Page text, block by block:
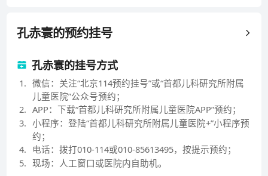
期刊发表多篇文章。2021年10月获得北京医学会第二届
发明专利证书。中华医学会小儿外科肿瘤专业委员，中
国妇幼协会小儿消化微创学组委员。
孔赤寰的预约挂号
孔赤寰的挂号方式
1. 微信：关注“北京114预约挂号”或“首都儿科研究所附属
儿童医院”公众号预约；
2. APP：下载“首都儿科研究所附属儿童医院APP”预约；
3. 小程序：登陆“首都儿科研究所附属儿童医院+”小程序预
约；
4. 电话：拨打010-114或010-85613495，按提示预约；
5. 现场：人工窗口或医院内自助机。